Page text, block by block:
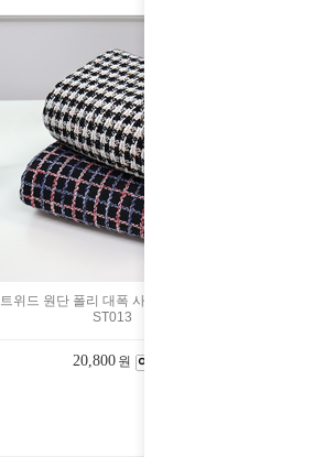
트위드 원단 폴리 대폭 사각믹스 2color
ST013
20,800 원